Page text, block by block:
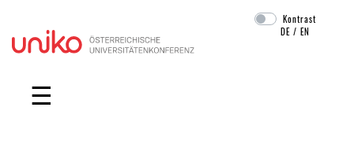
Navigation überspringen
Kontrast
DE /EN
☰